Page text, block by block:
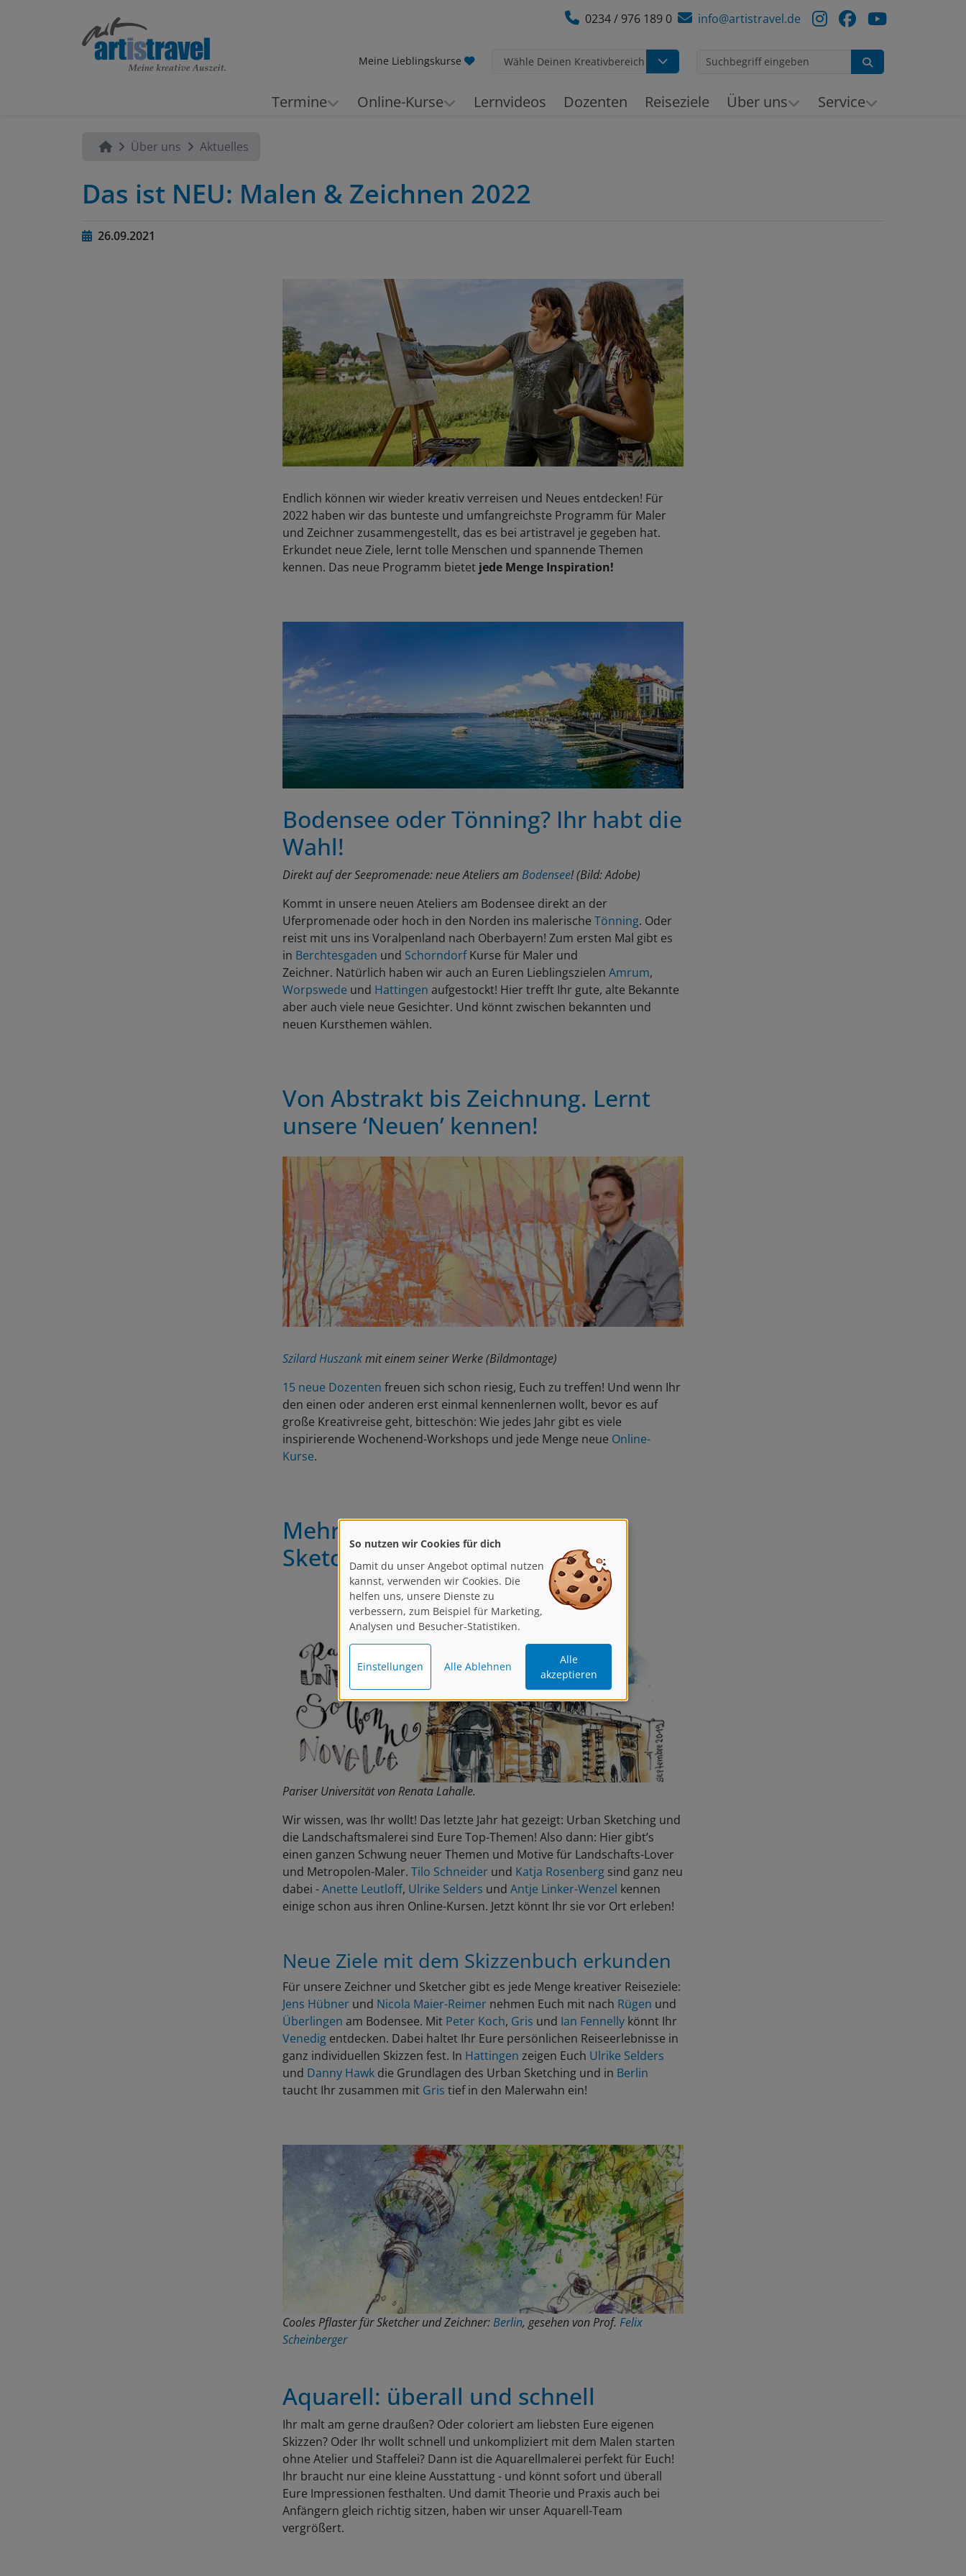
0234 / 976 189 0 info@artistravel.de
Meine Lieblingskurse Wähle Deinen Kreativbereich
Termine Online-Kurse Lernvideos Dozenten Reiseziele Über uns Service
Über uns Aktuelles
Das ist NEU: Malen & Zeichnen 2022
26.09.2021
Endlich können wir wieder kreativ verreisen und Neues entdecken! Für
2022 haben wir das bunteste und umfangreichste Programm für Maler
und Zeichner zusammengestellt, das es bei artistravel je gegeben hat.
Erkundet neue Ziele, lernt tolle Menschen und spannende Themen
kennen. Das neue Programm bietet jede Menge Inspiration!
Bodensee oder Tönning? Ihr habt die
Wahl!
Direkt auf der Seepromenade: neue Ateliers am Bodensee! (Bild: Adobe)
Kommt in unsere neuen Ateliers am Bodensee direkt an der
Uferpromenade oder hoch in den Norden ins malerische Tönning. Oder
reist mit uns ins Voralpenland nach Oberbayern! Zum ersten Mal gibt es
in Berchtesgaden und SchorndorfKurse für Maler und
Zeichner. Natürlich haben wir auch an Euren Lieblingszielen Amrum,
Worpswede und Hattingen aufgestockt! Hier trefft Ihr gute, alte Bekannte
aber auch viele neue Gesichter. Und könnt zwischen bekannten und
neuen Kursthemen wählen.
Von Abstrakt bis Zeichnung. Lernt
unsere ‘Neuen’ kennen!
Szilard Huszankmit einem seiner Werke (Bildmontage)
15 neue Dozenten freuen sich schon riesig, Euch zu treffen! Und wenn Ihr
den einen oder anderen erst einmal kennenlernen wollt, bevor es auf
große Kreativreise geht, bitteschön: Wie jedes Jahr gibt es viele
inspirierende Wochenend-Workshops und jede Menge neue Online-
Kurse.
Mehr Landschaft, mehr Urban
Sketching!
Pariser Universität von Renata Lahalle.
Wir wissen, was Ihr wollt! Das letzte Jahr hat gezeigt: Urban Sketching und
die Landschaftsmalerei sind Eure Top-Themen! Also dann: Hier gibt’s
einen ganzen Schwung neuer Themen und Motive für Landschafts-Lover
und Metropolen-Maler. Tilo Schneider und Katja Rosenberg sind ganz neu
dabei -Anette Leutloff, Ulrike Selders und Antje Linker-Wenzel kennen
einige schon aus ihren Online-Kursen. Jetzt könnt Ihr sie vor Ort erleben!
Neue Ziele mit dem Skizzenbuch erkunden
Für unsere Zeichner und Sketcher gibt es jede Menge kreativer Reiseziele:
Jens Hübner und Nicola Maier-Reimer nehmen Euch mit nach Rügen und
Überlingen am Bodensee. Mit Peter Koch, Gris und Ian Fennelly könnt Ihr
Venedig entdecken. Dabei haltet Ihr Eure persönlichen Reiseerlebnisse in
ganz individuellen Skizzen fest. In Hattingen zeigen Euch Ulrike Selders
und Danny Hawk die Grundlagen des Urban Sketching und in Berlin
taucht Ihr zusammen mit Gris tief in den Malerwahn ein!
Cooles Pflaster für Sketcher und Zeichner:Berlin, gesehen von Prof. Felix
Scheinberger
Aquarell: überall und schnell
Ihr malt am gerne draußen? Oder coloriert am liebsten Eure eigenen
Skizzen? Oder Ihr wollt schnell und unkompliziert mit dem Malen starten
ohne Atelier und Staffelei? Dann ist die Aquarellmalerei perfekt für Euch!
Ihr braucht nur eine kleine Ausstattung - und könnt sofort und überall
Eure Impressionen festhalten. Und damit Theorie und Praxis auch bei
Anfängern gleich richtig sitzen, haben wir unser Aquarell-Team
vergrößert.
So nutzen wir Cookies für dich
Damit du unser Angebot optimal nutzen
kannst, verwenden wir Cookies. Die
helfen uns, unsere Dienste zu
verbessern, zum Beispiel für Marketing,
Analysen und Besucher-Statistiken.
Einstellungen Alle Ablehnen
Alle
akzeptieren